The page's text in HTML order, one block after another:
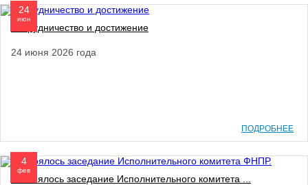
24
июн
Сотрудничество и достижение
24 июня 2026 года
ПОДРОБНЕЕ
4
фев
Состоялось заседание Исполнительного комитета ...